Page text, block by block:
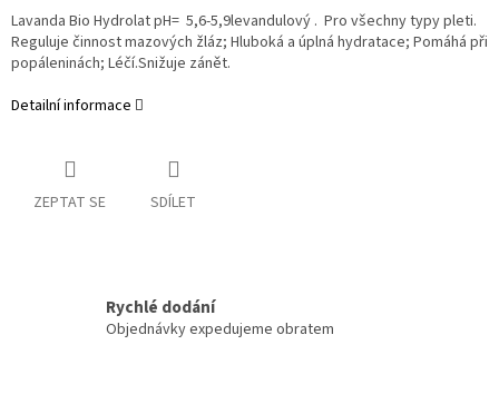
Lavanda Bio Hydrolat pH= 5,6-5,9levandulový . Pro všechny typy pleti.
Reguluje činnost mazových žláz; Hluboká a úplná hydratace; Pomáhá při
popáleninách; Léčí.Snižuje zánět.
Detailní informace
ZEPTAT SE SDÍLET
Rychlé dodání
Objednávky expedujeme obratem